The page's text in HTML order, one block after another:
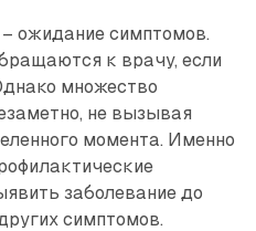
ожидание симптомов.
к врачу, если
множество
не вызывая
момента. Именно
заболевание до
симптомов.